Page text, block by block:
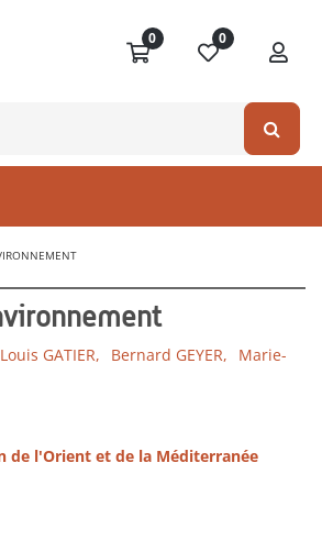
0 0
GATIER, Bernard GEYER,
Marie-
de l'Orient et de la Méditerranée